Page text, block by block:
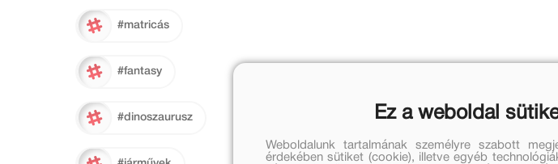
#matricás
#fantasy
#dinoszaurusz Ez a weboldal
Weboldalunk tartalmának személyre szabott
érdekében sütiket (cookie), illetve egyéb